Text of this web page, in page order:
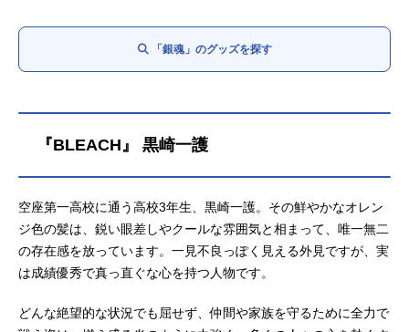
「銀魂」のグッズを探す
『BLEACH』 黒崎一護
空座第一高校に通う高校3年生、黒崎一護。その鮮やかなオレン
ジ色の髪は、鋭い眼差しやクールな雰囲気と相まって、唯一無二
の存在感を放っています。一見不良っぽく見える外見ですが、実
は成績優秀で真っ直ぐな心を持つ人物です。
どんな絶望的な状況でも屈せず、仲間や家族を守るために全力で